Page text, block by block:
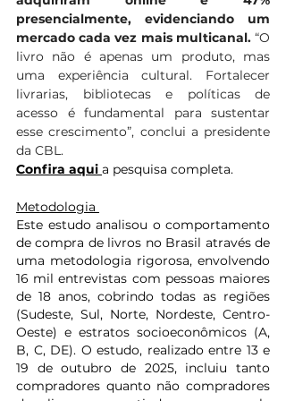
presencialmente, evidenciando um
mercado cada vez mais multicanal. “O
livro não é apenas um produto, mas
uma experiência cultural. Fortalecer
livrarias, bibliotecas e políticas de
acesso é fundamental para sustentar
esse crescimento”, conclui a presidente
da CBL.
Confira aqui a pesquisa completa.
Metodologia
Este estudo analisou o comportamento
de compra de livros no Brasil através de
uma metodologia rigorosa, envolvendo
16 mil entrevistas com pessoas maiores
de 18 anos, cobrindo todas as regiões
(Sudeste, Sul, Norte, Nordeste, Centro-
Oeste) e estratos socioeconômicos (A,
B, C, DE). O estudo, realizado entre 13 e
19 de outubro de 2025, incluiu tanto
compradores quanto não compradores